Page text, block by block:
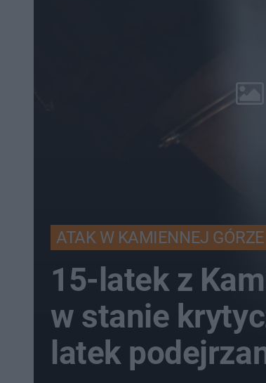
ATAK W KAMIENNEJ GÓRZE
15-latek z
w stanie
latek